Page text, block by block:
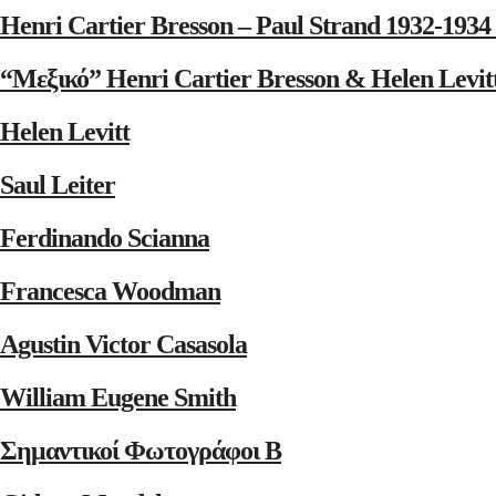
Henri Cartier Bresson – Paul Strand 1932-
“Μεξικό” Henri Cartier Bresson & Helen
Helen Levitt
Saul Leiter
Ferdinando Scianna
Francesca Woodman
Agustin Victor Casasola
William Eugene Smith
Σημαντικοί Φωτογράφοι Β